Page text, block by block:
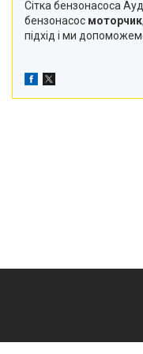
Сітка бензонасоса
бензонасос моторчик
підхід і ми